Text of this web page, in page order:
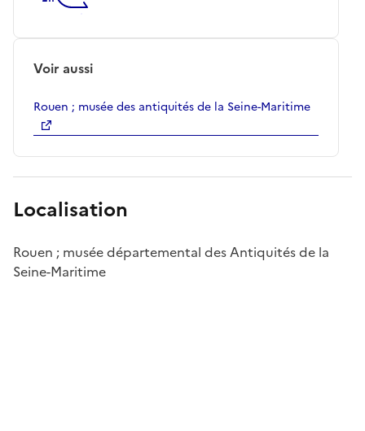
Voir aussi
Rouen ; musée des antiquités de la Seine-Maritime
Localisation
Rouen ; musée départemental des Antiquités de la
Seine-Maritime